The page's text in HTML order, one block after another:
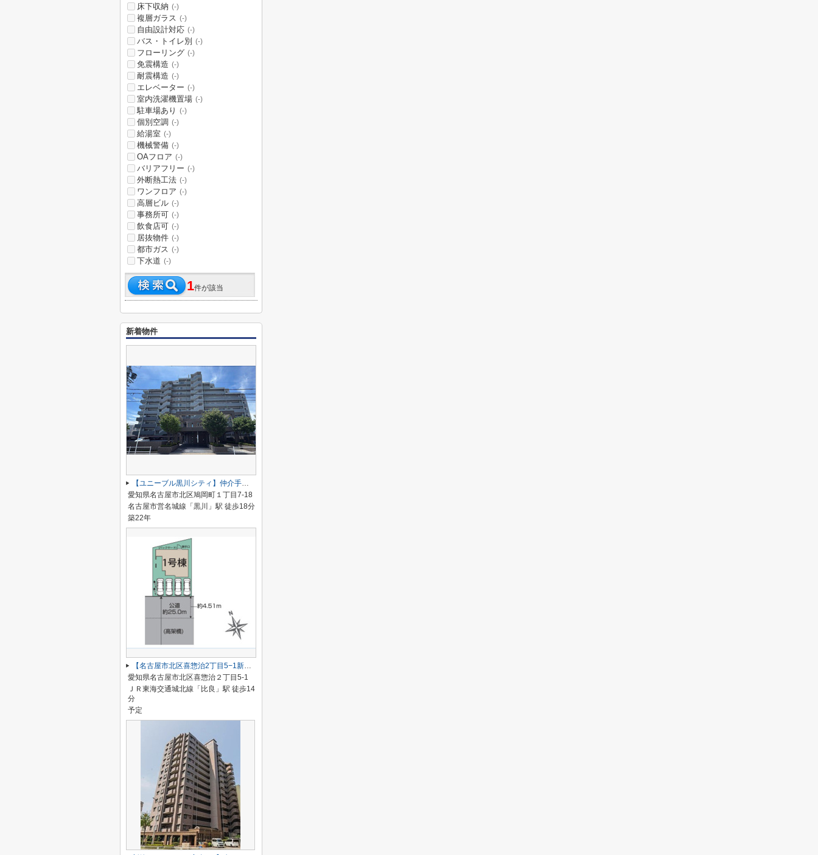
床下収納 (-)
複層ガラス (-)
自由設計対応 (-)
バス・トイレ別 (-)
フローリング (-)
免震構造 (-)
耐震構造 (-)
エレベーター (-)
室内洗濯機置場 (-)
駐車場あり (-)
個別空調 (-)
給湯室 (-)
機械警備 (-)
OAフロア (-)
バリアフリー (-)
外断熱工法 (-)
ワンフロア (-)
高層ビル (-)
事務所可 (-)
飲食店可 (-)
居抜物件 (-)
都市ガス (-)
下水道 (-)
1件が該当
新着物件
【ユニーブル黒川シティ】仲介手数料無料！城北小学校・北陵中学校
愛知県名古屋市北区鳩岡町１丁目7-18
名古屋市営名城線「黒川」駅 徒歩18分
築22年
【名古屋市北区喜惣治2丁目5−1新築戸建】仲介手数料無料！楠西小学校・楠中学校
愛知県名古屋市北区喜惣治２丁目5-1
ＪＲ東海交通城北線「比良」駅 徒歩14
分
予定